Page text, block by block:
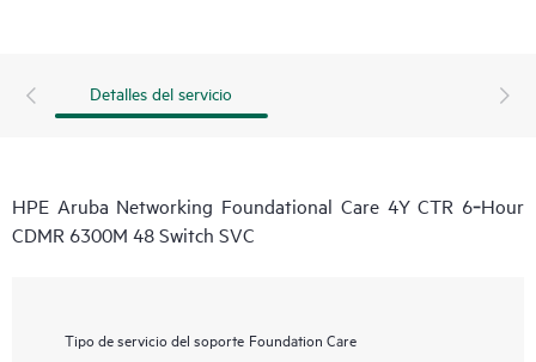
Detalles del servicio
HPE Aruba Networking Foundational Care 4Y CTR 6‑Hour
CDMR 6300M 48 Switch SVC
Tipo de servicio del soporte Foundation Care